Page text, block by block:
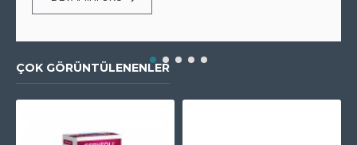
ÇOK GÖRÜNTÜLENENLER